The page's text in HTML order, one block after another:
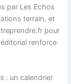
par Les Echos
terrain, et
pour
renforce
: un calendrier